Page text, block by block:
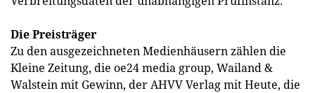
Die Preisträger
Zu den ausgezeichneten Medienhäusern zählen die
Kleine Zeitung, die oe24 media group, Wailand &
Walstein mit Gewinn, der AHVV Verlag mit Heute, die